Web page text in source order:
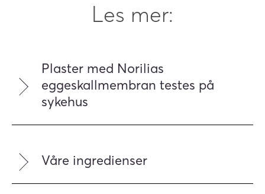
Les mer:
Plaster med Norilias
eggeskallmembran testes på
sykehus
Våre ingredienser